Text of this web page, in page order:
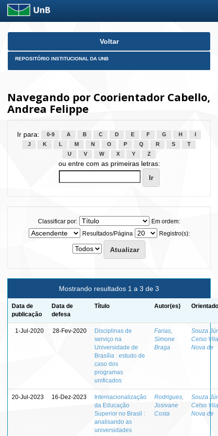
Skip
Voltar
REPOSITÓRIO INSTITUCIONAL DA UNB
Navegando por Coorientador Cabello,
Andrea Felippe
Ir para: 0-9 A B C D E F G H
J
K L M N O P Q R S
T
U
V W X Y Z
ou entre com as primeiras letras:
Classificar por:
Em ordem:
Resultados/Página
Registro(s):
Mostrando resultados 1 a 3 de 3
Data de
publicação
Data de
defesa
Título Autor(es)
1-Jul-2020 28-Fev-2020
Disciplinas de
serviço na
Universidade de
Brasília : estudo de
caso dos
programas
unificados
Farias,
Simone
Braga
Souza
Celso Vila
Nova de
20-Jul-2023 16-Dez-2023
Internacionalização
da Educação
Superior no Brasil :
analisando as
universidades
Rodrigues,
Josivane
Costa
Souza
Celso Vila
Nova de